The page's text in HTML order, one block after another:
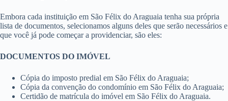
Embora cada instituição em São Félix do Araguaia tenha sua própria
lista de documentos, selecionamos alguns deles que serão necessários e
que você já pode começar a providenciar, são eles:
DOCUMENTOS DO IMÓVEL
Cópia do imposto predial em São Félix do Araguaia;
Cópia da convenção do condomínio em São Félix do Araguaia;
Certidão de matrícula do imóvel em São Félix do Araguaia.